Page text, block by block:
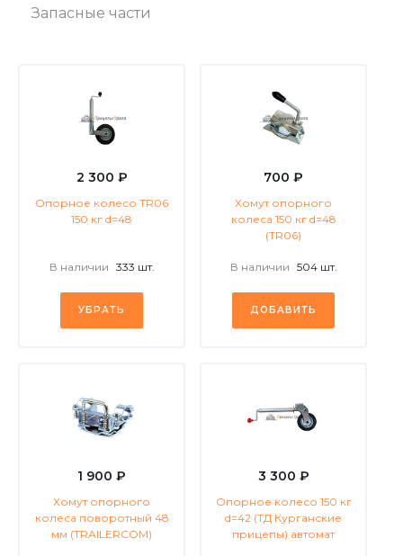
Запасные части
2 300 ₽
Опорное колесо TR06
150 кг d=48
В наличии 333 шт.
УБРАТЬ
700 ₽
Хомут опорного
колеса 150 кг d=48
(TR06)
В наличии 504 шт.
ДОБАВИТЬ
1 900 ₽
Хомут опорного
колеса поворотный 48
мм (TRAILERCOM)
3 300 ₽
Опорное колесо 150 кг
d=42 (ТД Курганские
прицепы) автомат